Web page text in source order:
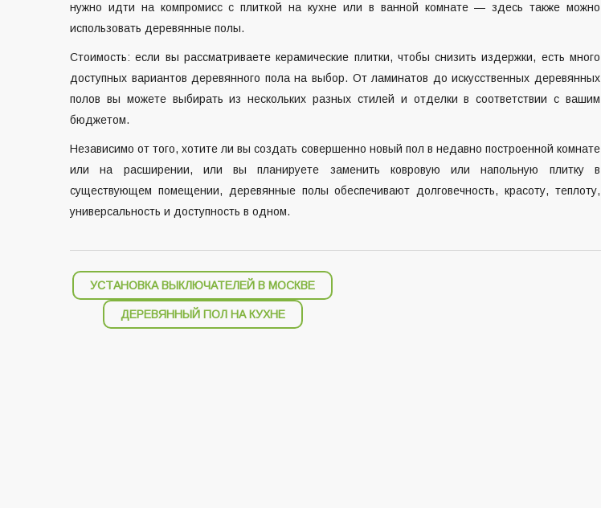
нужно идти на компромисс с плиткой на кухне или в ванной комнате — здесь также можно
использовать деревянные полы.
Стоимость: если вы рассматриваете керамические плитки, чтобы снизить издержки, есть много
доступных вариантов деревянного пола на выбор. От ламинатов до искусственных деревянных
полов вы можете выбирать из нескольких разных стилей и отделки в соответствии с вашим
бюджетом.
Независимо от того, хотите ли вы создать совершенно новый пол в недавно построенной комнате
или на расширении, или вы планируете заменить ковровую или напольную плитку в
существующем помещении, деревянные полы обеспечивают долговечность, красоту, теплоту,
универсальность и доступность в одном.
Навигация
записям
УСТАНОВКА ВЫКЛЮЧАТЕЛЕЙ В МОСКВЕ
ДЕРЕВЯННЫЙ ПОЛ НА КУХНЕ